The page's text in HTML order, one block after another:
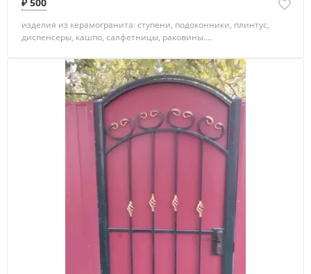
изделия из керамогранита: ступени, подоконники, плинтус,
диспенсеры, кашпо, салфетницы, раковины....